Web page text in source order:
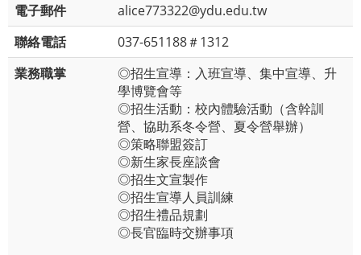
電子郵件
alice773322@ydu.edu.tw
聯絡電話
037-651188＃1312
業務職掌
◎招生宣導：入班宣導、集中宣導、升
學博覽會等
◎招生活動：校內體驗活動（含幹訓
營、協助系冬令營、夏令營舉辦）
◎策略聯盟簽訂
◎新生家長座談會
◎招生文宣製作
◎招生宣導人員訓練
◎招生禮品規劃
◎長官臨時交辦事項